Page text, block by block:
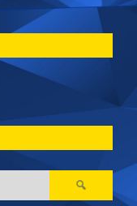
Ricerca
per: